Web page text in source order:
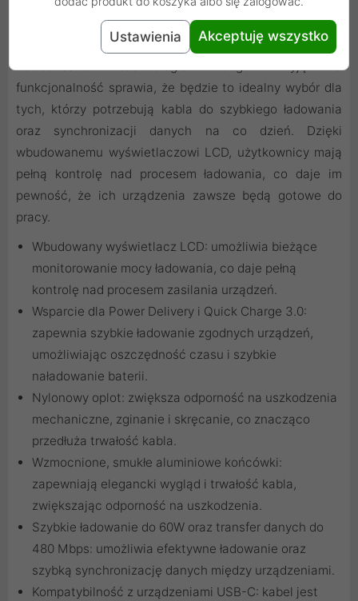
Kabel USB-C PD LCD 200 cm everActive CBB-2PDL jest
dedykowany dla osób, które cenią wygodę, szybkość i
nowoczesne technologie. Jego wyjątkowa
funkcjonalność sprawia, że będzie to idealny wybór dla
tych, którzy potrzebują kabla do szybkiego ładowania
oraz synchronizacji danych na co dzień. Dzięki
wbudowanemu wyświetlaczowi LCD, użytkownicy mają
pełną kontrolę nad procesem ładowania, co daje im
pewność, że ich urządzenia zawsze będą gotowe do
pracy.
Wbudowany wyświetlacz LCD: umożliwia bieżące
monitorowanie mocy ładowania, co daje pełną
kontrolę nad procesem zasilania urządzeń.
Wsparcie dla Power Delivery i Quick Charge 3.0:
zapewnia szybkie ładowanie zgodnych urządzeń,
umożliwiając oszczędność czasu i szybkie
naładowanie baterii.
Nylonowy oplot: zwiększa odporność na uszkodzenia
mechaniczne, zginanie i skręcanie, co znacząco
przedłuża trwałość kabla.
Wzmocnione, smukłe aluminiowe końcówki:
zapewniają elegancki wygląd i trwałość kabla,
zwiększając odporność na uszkodzenia.
Szybkie ładowanie do 60W oraz transfer danych do
480 Mbps: umożliwia efektywne ładowanie oraz
szybką synchronizację danych między urządzeniami.
Kompatybilność z urządzeniami USB-C: kabel jest
Ustawienia Akceptuję wszystko